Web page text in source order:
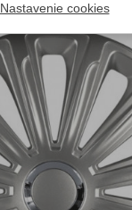
Nastavenie cookies